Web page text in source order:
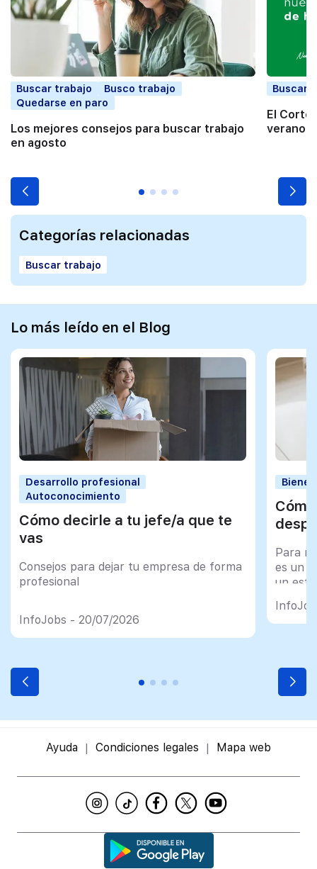
Buscar trabajo
Busco trabajo
Quedarse en paro
Los mejores consejos para buscar trabajo
en agosto
Buscar
El Corte
verano
Categorías relacionadas
Buscar trabajo
Lo más leído en el Blog
Desarrollo profesional
Autoconocimiento
Cómo decirle a tu jefe/a que te
vas
Consejos para dejar tu empresa de forma
profesional
InfoJobs - 20/07/2026
Para
es un
un
Ayuda Condiciones legales Mapa web